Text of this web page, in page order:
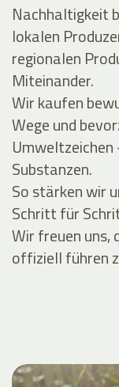
Nachhaltigkeit
lokalen
regionalen
Miteinander.
Wir kaufen
Wege und
Substanzen.
So stärken wir
Schritt für
Wir freuen uns,
offiziell führen